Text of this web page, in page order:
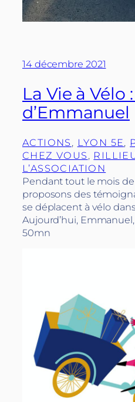
14 décembre 2021
La Vie à
d’Emmanuel
ACTIONS , LYON 5E,
CHEZ VOUS ,
L’ASSOCIATION
Pendant tout le mois
proposons des
se déplacent à vélo
Aujourd’hui,
50mn